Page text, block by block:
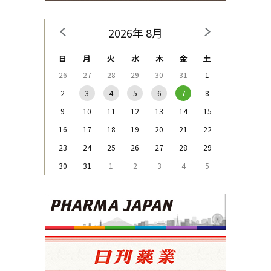
2026年 8月
日 月 火 水 木 金 土
26 27 28 29 30 31
1
2
3 4 5 6 7
8
9
10 11 12 13 14
15
16
17 18 19 20 21
22
23
24 25 26 27 28
29
30
31 1 2 3 4 5